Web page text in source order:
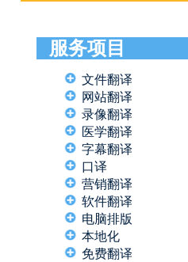
服务项目
文件翻译
网站翻译
录像翻译
医学翻译
字幕翻译
口译
营销翻译
软件翻译
电脑排版
本地化
免费翻译